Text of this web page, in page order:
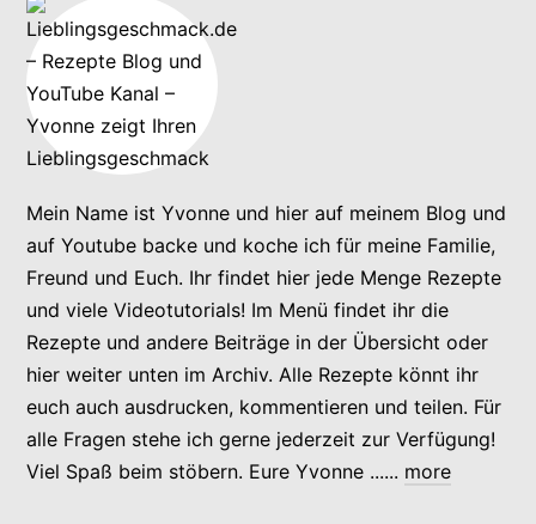
Mein Name ist Yvonne und hier auf meinem Blog und
auf Youtube backe und koche ich für meine Familie,
Freund und Euch. Ihr findet hier jede Menge Rezepte
und viele Videotutorials! Im Menü findet ihr die
Rezepte und andere Beiträge in der Übersicht oder
hier weiter unten im Archiv. Alle Rezepte könnt ihr
euch auch ausdrucken, kommentieren und teilen. Für
alle Fragen stehe ich gerne jederzeit zur Verfügung!
Viel Spaß beim stöbern. Eure Yvonne ...... more